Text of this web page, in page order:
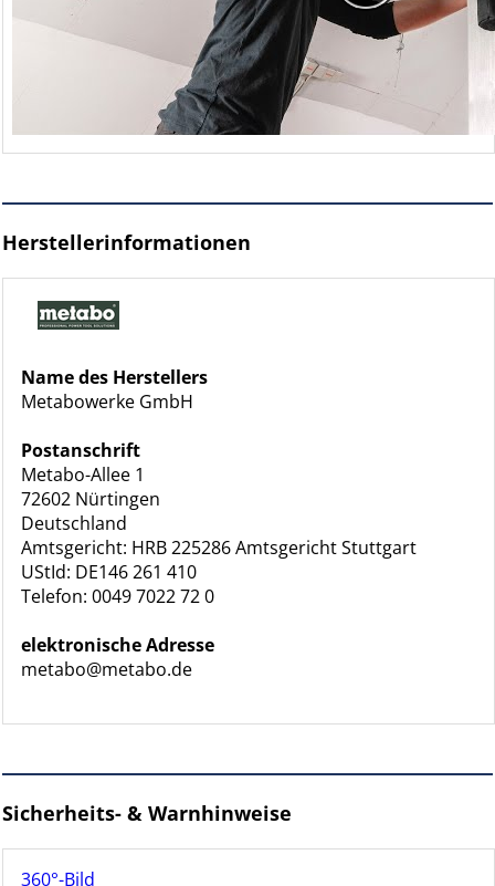
Herstellerinformationen
Name des Herstellers
Metabowerke GmbH
Postanschrift
Metabo-Allee 1
72602 Nürtingen
Deutschland
Amtsgericht: HRB 225286 Amtsgericht Stuttgart
UStId: DE146 261 410
Telefon: 0049 7022 72 0
elektronische Adresse
metabo@metabo.de
Sicherheits- & Warnhinweise
360°-Bild